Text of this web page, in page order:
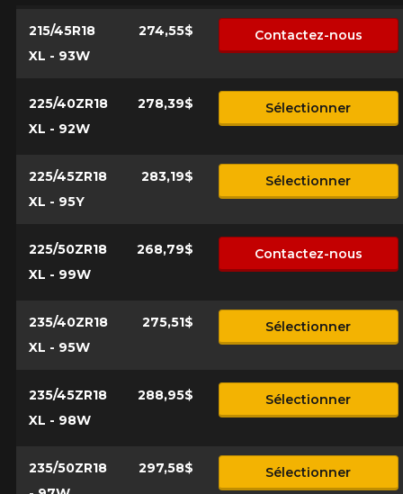
215/45R18
XL - 93W
274,55$ Contactez-nous
225/40ZR18
XL - 92W
278,39$ Sélectionner
225/45ZR18
XL - 95Y
283,19$ Sélectionner
225/50ZR18
XL - 99W
268,79$ Contactez-nous
235/40ZR18
XL - 95W
275,51$ Sélectionner
235/45ZR18
XL - 98W
288,95$ Sélectionner
235/50ZR18
297,58$ Sélectionner